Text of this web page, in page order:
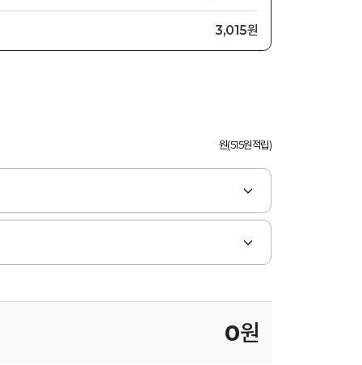
3,015원
원(515원적립)
0원